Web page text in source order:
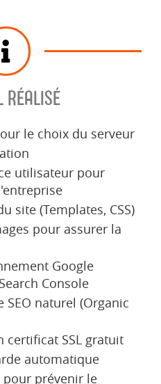
RÉALISÉ
le choix du serveur
utilisateur pour
site (Templates, CSS)
pour assurer la
Google
Console
naturel (Organic
certificat SSL gratuit
automatique
pour prévenir le